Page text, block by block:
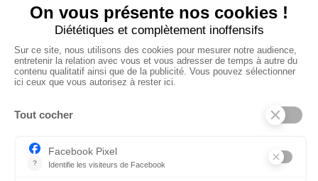
Ajouter mon salon
CGU
Conditions Générales de Vente